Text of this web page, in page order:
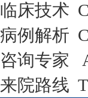
临床技术
病例解析
咨询专家
来院路线